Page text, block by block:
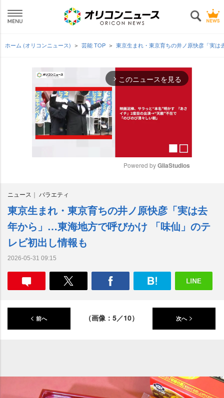
ホーム (オリコンニュース) 芸能 TOP 東京生まれ・東京育ちの井ノ原快彦「実
arrow_forward_ios このニュースを見る
e
Powered by GliaStudios
ニュース バラエティ
東京生まれ・東京育ちの井ノ原快彦「実は去
年から」…東海地方で呼びかけ 「味仙」のテ
レビ初出し情報も
2026-05-31 09:15
前へ （画像：5／10） 次へ